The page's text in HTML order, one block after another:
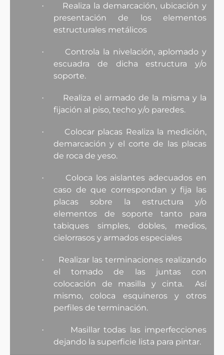
·
Realiza la demarcación, ubicación y
presentación de los elementos
estructurales metálicos
·
Controla la nivelación, aplomado y
escuadra de dicha estructura y/o
soporte.
·
Realiza el armado de la misma y la
fijación al piso, techo y/o paredes.
·
Colocar placas Realiza la medición,
demarcación y el corte de las placas
de roca de yeso.
·
Coloca los aislantes adecuados en
caso de que correspondan y fija las
placas sobre la estructura y/o
elementos de soporte tanto para
tabiques simples, dobles, medios,
cielorrasos y armados especiales
·
Realizar las terminaciones realizando
el tomado de las juntas con
colocación de masilla y cinta. Así
mismo, coloca esquineros y otros
perfiles de terminación.
·
Masillar todas las imperfecciones
dejando la superficie lista para pintar.